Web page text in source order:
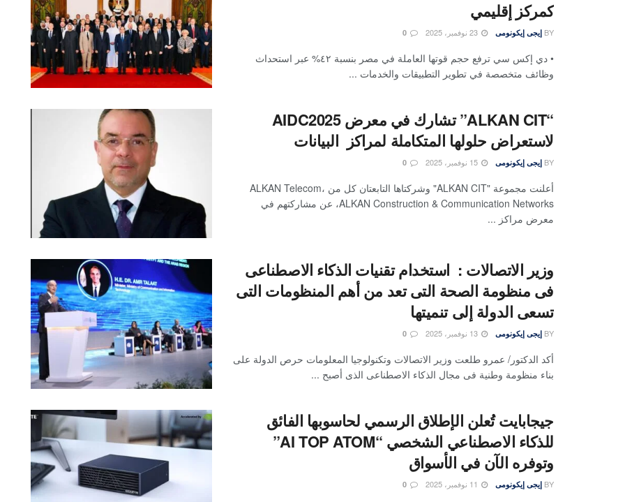
كمركز إقليمي
BY إيجى إيكونومى
• دي إكس سي ترفع حجم قوتها العاملة في مصر بنسبة ٤٢% عبر استحداث
وظائف متخصصة في تطوير التطبيقات والخدمات ...
“ALKAN CIT” تشارك في معرض AIDC2025
لاستعراض حلولها المتكاملة لمراكز البيانات
BY إيجى إيكونومى
أعلنت مجموعة "ALKAN CIT" وشركتاها التابعتان كل من ALKAN Telecom،
ALKAN Construction & Communication Networks، عن مشاركتهم في
معرض مراكز ...
وزير الاتصالات : استخدام تقنيات الذكاء الاصطناعى
فى منظومة الصحة التى تعد من أهم المنظومات التى
تسعى الدولة إلى تنميتها
BY إيجى إيكونومى
أكد الدكتور/ عمرو طلعت وزير الاتصالات وتكنولوجيا المعلومات حرص الدولة على
بناء منظومة وطنية فى مجال الذكاء الاصطناعى الذى أصبح ...
جيجابايت تُعلن الإطلاق الرسمي لحاسوبها الفائق
للذكاء الاصطناعي الشخصي “AI TOP ATOM”
وتوفره الآن في الأسواق
BY إيجى إيكونومى